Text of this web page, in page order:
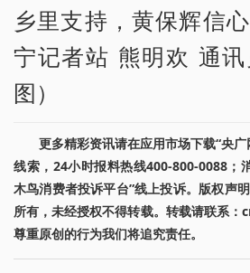
乡里支持，黄保辉信
宁记者站 熊明欢 通
图）
更多精彩资讯请在应用市场下载“央
线索，24小时报料热线400-800-0088；
木鸟消费者投诉平台”线上投诉。版权声
所有，未经授权不得转载。转载请联系
尊重原创的行为我们将追究责任。